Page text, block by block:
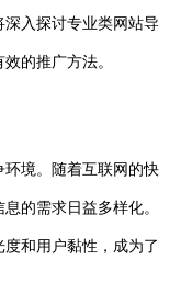
入探讨专业类网站导
的推广方法。
境。随着互联网的快
的需求日益多样化。
和用户黏性，成为了